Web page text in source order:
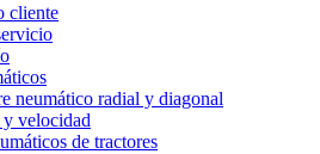
cliente
neumático radial y diagonal
y velocidad
de tractores